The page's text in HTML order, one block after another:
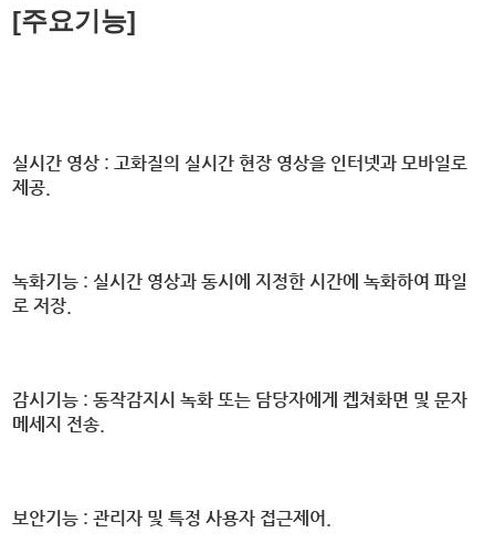
[주요기능]
실시간 영상 : 고화질의 실시간 현장 영상을 인터넷과 모바일로
제공.
녹화기능 : 실시간 영상과 동시에 지정한 시간에 녹화하여 파일
로 저장.
감시기능 : 동작감지시 녹화 또는 담당자에게 켑쳐화면 및 문자
메세지 전송.
보안기능 : 관리자 및 특정 사용자 접근제어.